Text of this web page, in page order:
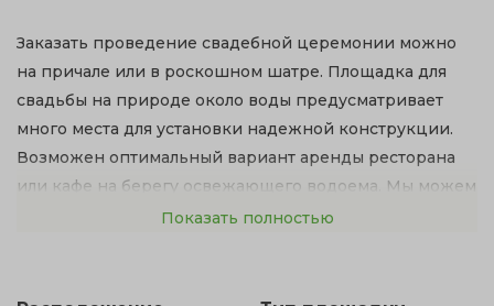
Заказать проведение свадебной церемонии можно
на причале или в роскошном шатре. Площадка для
свадьбы на природе около воды предусматривает
много места для установки надежной конструкции.
Возможен оптимальный вариант аренды ресторана
или кафе на берегу освежающего водоема. Мы можем
предложить великолепные банкетные залы с
Показать полностью